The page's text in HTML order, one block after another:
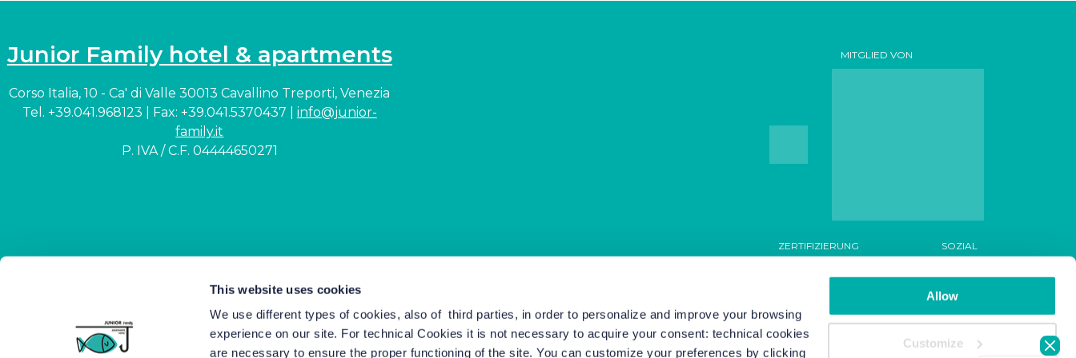
This website uses cookies
We use different types of cookies, also of third parties, in order to personalize and improve your browsing
experience on our site. For technical Cookies it is not necessary to acquire your consent: technical cookies
are necessary to ensure the proper functioning of the site. You can customize your preferences by clicking
Allow
Customize
Junior Family hotel & apartments
Corso Italia, 10 - Ca' di Valle 30013 Cavallino Treporti, Venezia
Tel. +39.041.968123 | Fax: +39.041.5370437 | info@junior-
family.it
P. IVA / C.F. 04444650271
MITGLIED VON
ZERTIFIZIERUNG SOZIAL